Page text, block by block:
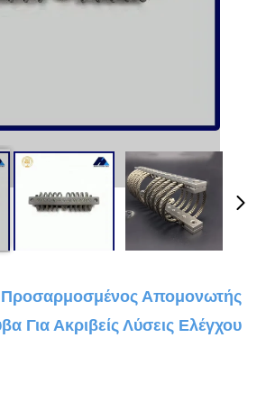
Προσαρμοσμένος Απομονωτής
Για Ακριβείς Λύσεις Ελέγχου